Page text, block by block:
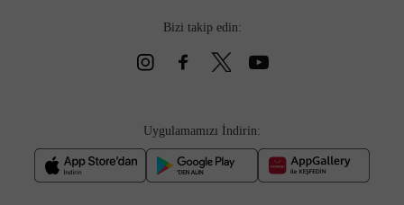
Bizi takip edin:
Uygulamamızı İndirin: